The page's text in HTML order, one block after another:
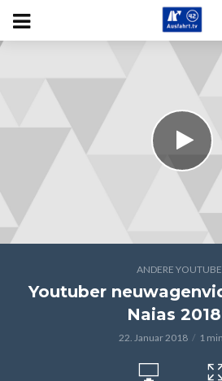
ANDERE
Youtuber
Naias 2018
22. Januar 2018 1